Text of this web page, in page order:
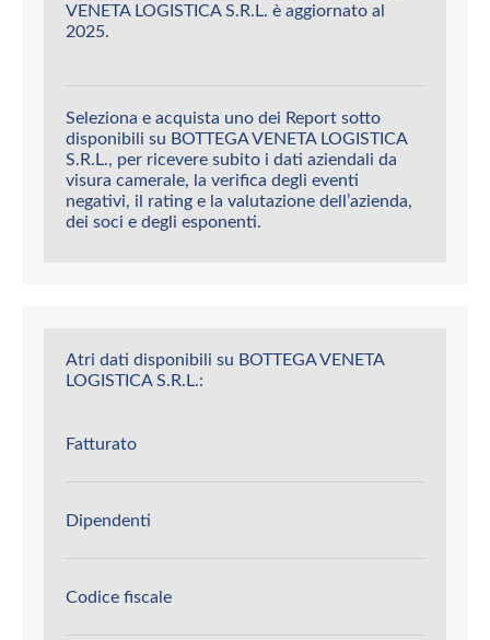
VENETA LOGISTICA S.R.L. è aggiornato al
2025.
Seleziona e acquista uno dei Report sotto
disponibili su BOTTEGA VENETA LOGISTICA
S.R.L., per ricevere subito i dati aziendali da
visura camerale, la verifica degli eventi
negativi, il rating e la valutazione dell’azienda,
dei soci e degli esponenti.
Atri dati disponibili su BOTTEGA VENETA
LOGISTICA S.R.L.:
Fatturato
Dipendenti
Codice fiscale